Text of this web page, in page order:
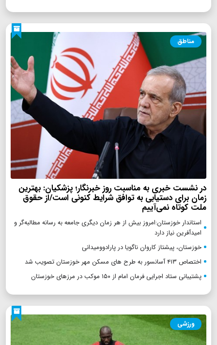
مناطق
در نشست خبری به مناسبت روز خبرنگار؛ پزشکیان‌: بهترین
زمان برای دستیابی به توافق شرایط کنونی است/از حقوق
ملت کوتاه نمی‌آییم
استاندار خوزستان:امروز بیش از هر زمان دیگری جامعه به رسانه مطالبه‌گر و
امیدآفرین نیاز دارد
خوزستان، پیشتاز کاروان ناگویا در پارادوومیدانی
اختصاص ۴۱۳ آسانسور به طرح های مسکن مهر خوزستان تصویب شد
پشتیبانی ستاد اجرایی فرمان امام از ۱۵۰ موکب در مرزهای خوزستان
ورزشی